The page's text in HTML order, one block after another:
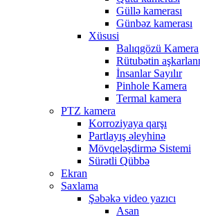
Güllə kamerası
Günbəz kamerası
Xüsusi
Balıqgözü Kamera
Rütubətin
İnsanlar Sayılır
Pinhole Kamera
Termal kamera
PTZ kamera
Korroziyaya qarşı
Partlayış əleyhinə
Mövqeləşdirmə Sistemi
Sürətli Qübbə
Ekran
Saxlama
Şəbəkə video yazıcı
Asan